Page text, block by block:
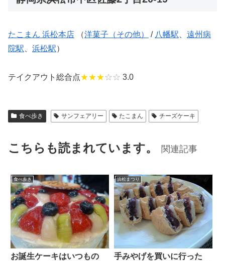
たこまん 浜松本店 （洋菓子（その他） / 八幡駅
遠州病
院駅
浜松駅）
テイクアウト総合点★★★☆☆ 3.0
食べ歩き サンフェアリー たこまん チーズケーキ
こちらも読まれています。 関連記事
食べ歩き
お誕生ケーキはいつもの
浜松まつり
手みやげを買いに行った